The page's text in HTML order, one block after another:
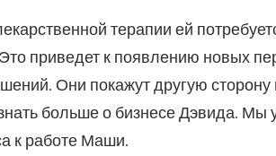
терапии ей
приведет к появлению новых
Они покажут другую
больше о бизнесе Дэвида.
к работе Маши.